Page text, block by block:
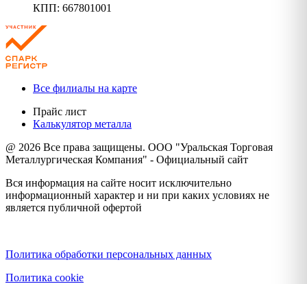
КПП: 667801001
Все филиалы на карте
Прайс лист
Калькулятор металла
@ 2026 Все права защищены. ООО "Уральская Торговая
Металлургическая Компания" - Официальный сайт
Вся информация на сайте носит исключительно
информационный характер и ни при каких условиях не
является публичной офертой
Политика обработки персональных данных
Политика cookie